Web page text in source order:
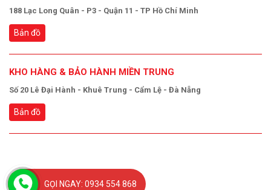
188 Lạc Long Quân - P3 - Quận 11 - TP Hồ Chí Minh
Bản đồ
KHO HÀNG & BẢO HÀNH MIỀN TRUNG
Số 20 Lê Đại Hành - Khuê Trung - Cẩm Lệ - Đà Nẵng
Bản đồ
GỌI NGAY: 0934 554 868